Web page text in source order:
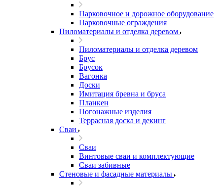
Парковочное и дорожное оборудование
Парковочные ограждения
Пиломатериалы и отделка деревом
Пиломатериалы и отделка деревом
Брус
Брусок
Вагонка
Доски
Имитация бревна и бруса
Планкен
Погонажные изделия
Террасная доска и декинг
Сваи
Сваи
Винтовые сваи и комплектующие
Сваи забивные
Стеновые и фасадные материалы